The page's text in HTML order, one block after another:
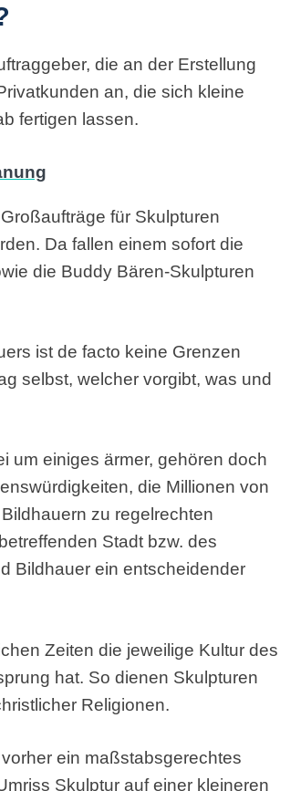
die an der Erstellung
an, die sich kleine
fertigen lassen.
für Skulpturen
Da fallen einem sofort die
die Buddy Bären-Skulpturen
ist de facto keine Grenzen
selbst, welcher vorgibt, was und
um einiges ärmer, gehören doch
die Millionen von
zu regelrechten
Stadt bzw. des
Bildhauer ein entscheidender
Zeiten die jeweilige Kultur des
hat. So dienen Skulpturen
Religionen.
ein maßstabsgerechtes
Skulptur auf einer kleineren